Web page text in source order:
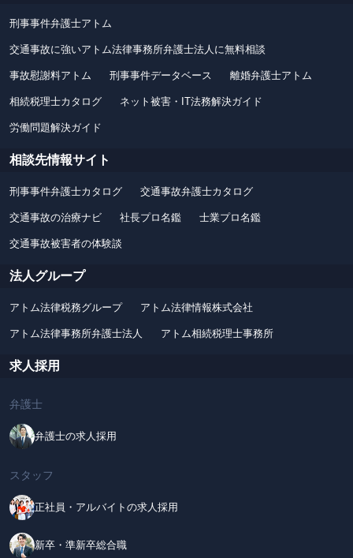
刑事事件弁護士アトム
交通事故に強いアトム法律事務所弁護士法人に無料相談
事故慰謝料アトム 刑事事件データベース 離婚弁護士アトム
相続税理士カタログ ネット被害・IT法務解決ガイド
労働問題解決ガイド
相談先情報サイト
刑事事件弁護士カタログ 交通事故弁護士カタログ
交通事故の治療ナビ 社長プロ名鑑 士業プロ名鑑
交通事故被害者の体験談
法人グループ
アトム法律税務グループ アトム法律情報株式会社
アトム法律事務所弁護士法人 アトム相続税理士事務所
求人採用
弁護士
弁護士の求人採用
スタッフ
正社員・アルバイトの求人採用
新卒・準新卒総合職